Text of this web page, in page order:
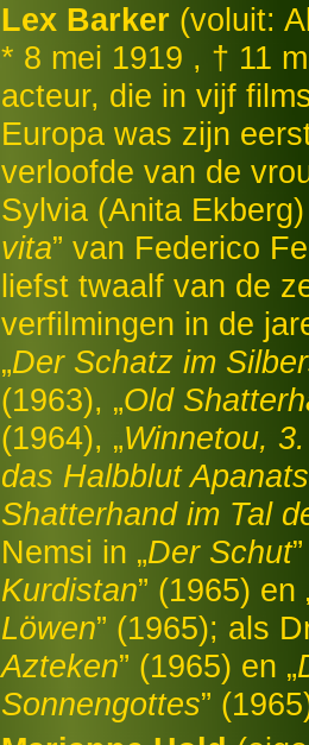
Lex Barker (voluit:
* 8 mei 1919 , † 11
acteur, die in vijf
Europa was zijn
verloofde van de
Sylvia (Anita
vita” van Federico
liefst twaalf van de
verfilmingen in de
„Der Schatz im
(1963), „Old
(1964), „Winnetou,
das Halbblut
Shatterhand im Tal
Nemsi in „Der Schut
Kurdistan” (1965) en
Löwen” (1965); als
Azteken” (1965) en „
Sonnengottes”